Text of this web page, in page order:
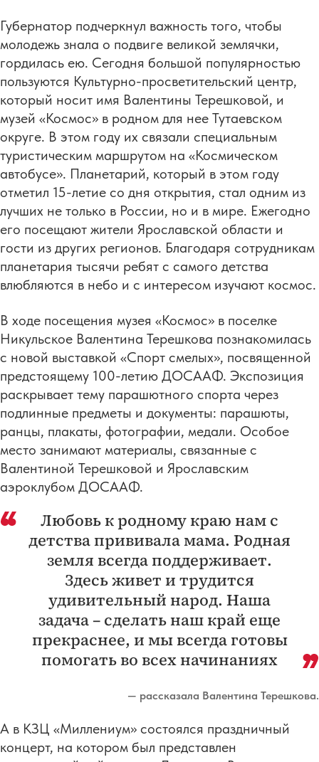
Губернатор подчеркнул важность того, чтобы
молодежь знала о подвиге великой землячки,
гордилась ею. Сегодня большой популярностью
пользуются Культурно-просветительский центр,
который носит имя Валентины Терешковой, и
музей «Космос» в родном для нее Тутаевском
округе. В этом году их связали специальным
туристическим маршрутом на «Космическом
автобусе». Планетарий, который в этом году
отметил 15-летие со дня открытия, стал одним из
лучших не только в России, но и в мире. Ежегодно
его посещают жители Ярославской области и
гости из других регионов. Благодаря сотрудникам
планетария тысячи ребят с самого детства
влюбляются в небо и с интересом изучают космос.
В ходе посещения музея «Космос» в поселке
Никульское Валентина Терешкова познакомилась
с новой выставкой «Спорт смелых», посвященной
предстоящему 100-летию ДОСААФ. Экспозиция
раскрывает тему парашютного спорта через
подлинные предметы и документы: парашюты,
ранцы, плакаты, фотографии, медали. Особое
место занимают материалы, связанные с
Валентиной Терешковой и Ярославским
аэроклубом ДОСААФ.
Любовь к родному краю нам с
детства прививала мама. Родная
земля всегда поддерживает.
Здесь живет и трудится
удивительный народ. Наша
задача – сделать наш край еще
прекраснее, и мы всегда готовы
помогать во всех начинаниях
— рассказала Валентина Терешкова.
А в КЗЦ «Миллениум» состоялся праздничный
концерт, на котором был представлен